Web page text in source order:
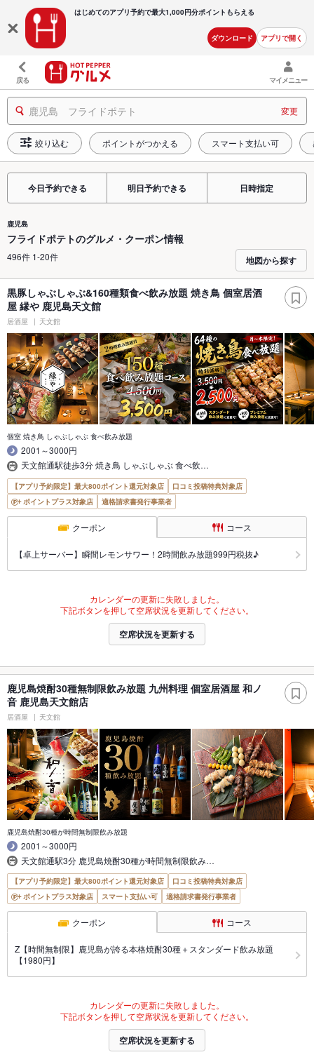
はじめてのアプリ予約で最大1,000円分ポイントもらえる
ダウンロード アプリで開く
戻る マイメニュー
鹿児島 フライドポテト 変更
絞り込む ポイントがつかえる スマート支払い可
今日予約できる 明日予約できる 日時指定
鹿児島
フライドポテトのグルメ・クーポン情報
496件 1-20件 地図から探す
黒豚しゃぶしゃぶ&160種類食べ飲み放題 焼き鳥 個室居酒
屋 縁や 鹿児島天文館
居酒屋 天文館
個室 焼き鳥 しゃぶしゃぶ 食べ飲み放題
2001～3000円
天文館通駅徒歩3分 焼き鳥 しゃぶしゃぶ 食べ飲…
【アプリ予約限定】最大800ポイント還元対象店
口コミ投稿特典対象店
ポイントプラス対象店
適格請求書発行事業者
クーポン コース
【卓上サーバー】瞬間レモンサワー！2時間飲み放題999円税抜♪
カレンダーの更新に失敗しました。
下記ボタンを押して空席状況を更新してください。
空席状況を更新する
鹿児島焼酎30種無制限飲み放題 九州料理 個室居酒屋 和ノ
音 鹿児島天文館店
居酒屋 天文館
鹿児島焼酎30種が時間無制限飲み放題
2001～3000円
天文館通駅3分 鹿児島焼酎30種が時間無制限飲み…
【アプリ予約限定】最大800ポイント還元対象店
口コミ投稿特典対象店
ポイントプラス対象店
スマート支払い可 適格請求書発行事業者
クーポン コース
Z【時間無制限】鹿児島が誇る本格焼酎30種＋スタンダード飲み放題
【1980円】
カレンダーの更新に失敗しました。
下記ボタンを押して空席状況を更新してください。
空席状況を更新する